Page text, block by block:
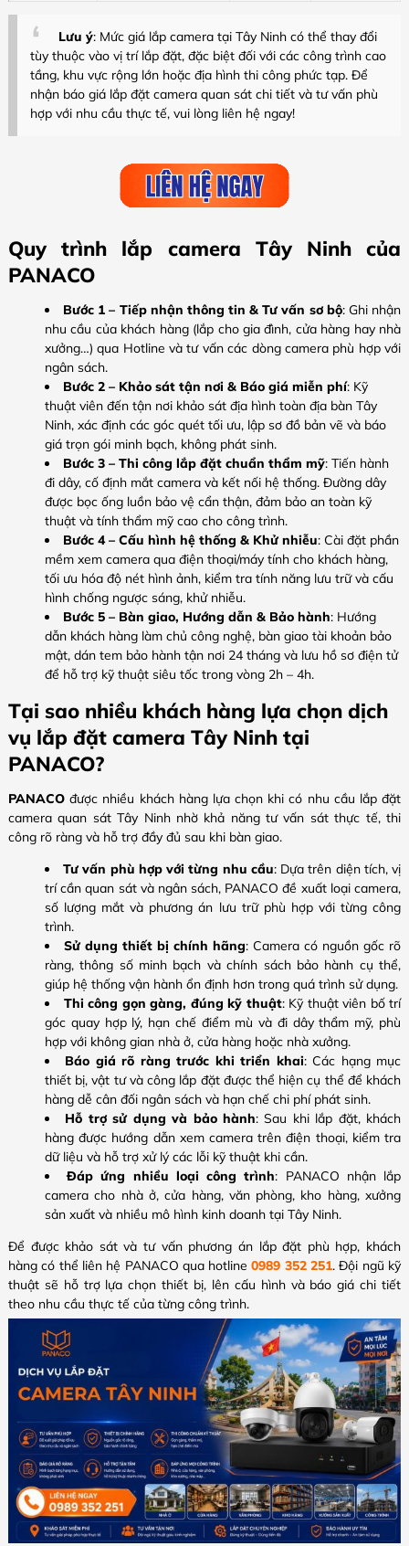
Lưu ý: Mức giá lắp camera tại Tây Ninh có thể thay đổi
tùy thuộc vào vị trí lắp đặt, đặc biệt đối với các công trình cao
tầng, khu vực rộng lớn hoặc địa hình thi công phức tạp. Để
nhận báo giá lắp đặt camera quan sát chi tiết và tư vấn phù
hợp với nhu cầu thực tế, vui lòng liên hệ ngay!
Quy trình lắp camera Tây Ninh của
PANACO
Bước 1 – Tiếp nhận thông tin & Tư vấn sơ bộ: Ghi nhận
nhu cầu của khách hàng (lắp cho gia đình, cửa hàng hay nhà
xưởng…) qua Hotline và tư vấn các dòng camera phù hợp với
ngân sách.
Bước 2 – Khảo sát tận nơi & Báo giá miễn phí: Kỹ
thuật viên đến tận nơi khảo sát địa hình toàn địa bàn Tây
Ninh, xác định các góc quét tối ưu, lập sơ đồ bản vẽ và báo
giá trọn gói minh bạch, không phát sinh.
Bước 3 – Thi công lắp đặt chuẩn thẩm mỹ: Tiến hành
đi dây, cố định mắt camera và kết nối hệ thống. Đường dây
được bọc ống luồn bảo vệ cẩn thận, đảm bảo an toàn kỹ
thuật và tính thẩm mỹ cao cho công trình.
Bước 4 – Cấu hình hệ thống & Khử nhiễu: Cài đặt phần
mềm xem camera qua điện thoại/máy tính cho khách hàng,
tối ưu hóa độ nét hình ảnh, kiểm tra tính năng lưu trữ và cấu
hình chống ngược sáng, khử nhiễu.
Bước 5 – Bàn giao, Hướng dẫn & Bảo hành: Hướng
dẫn khách hàng làm chủ công nghệ, bàn giao tài khoản bảo
mật, dán tem bảo hành tận nơi 24 tháng và lưu hồ sơ điện tử
để hỗ trợ kỹ thuật siêu tốc trong vòng 2h – 4h.
Tại sao nhiều khách hàng lựa chọn dịch
vụ lắp đặt camera Tây Ninh tại
PANACO?
PANACO được nhiều khách hàng lựa chọn khi có nhu cầu lắp đặt
camera quan sát Tây Ninh nhờ khả năng tư vấn sát thực tế, thi
công rõ ràng và hỗ trợ đầy đủ sau khi bàn giao.
Tư vấn phù hợp với từng nhu cầu: Dựa trên diện tích, vị
trí cần quan sát và ngân sách, PANACO đề xuất loại camera,
số lượng mắt và phương án lưu trữ phù hợp với từng công
trình.
Sử dụng thiết bị chính hãng: Camera có nguồn gốc rõ
ràng, thông số minh bạch và chính sách bảo hành cụ thể,
giúp hệ thống vận hành ổn định hơn trong quá trình sử dụng.
Thi công gọn gàng, đúng kỹ thuật: Kỹ thuật viên bố trí
góc quay hợp lý, hạn chế điểm mù và đi dây thẩm mỹ, phù
hợp với không gian nhà ở, cửa hàng hoặc nhà xưởng.
Báo giá rõ ràng trước khi triển khai: Các hạng mục
thiết bị, vật tư và công lắp đặt được thể hiện cụ thể để khách
hàng dễ cân đối ngân sách và hạn chế chi phí phát sinh.
Hỗ trợ sử dụng và bảo hành: Sau khi lắp đặt, khách
hàng được hướng dẫn xem camera trên điện thoại, kiểm tra
dữ liệu và hỗ trợ xử lý các lỗi kỹ thuật khi cần.
Đáp ứng nhiều loại công trình: PANACO nhận lắp
camera cho nhà ở, cửa hàng, văn phòng, kho hàng, xưởng
sản xuất và nhiều mô hình kinh doanh tại Tây Ninh.
Để được khảo sát và tư vấn phương án lắp đặt phù hợp, khách
hàng có thể liên hệ PANACO qua hotline0989 352 251. Đội ngũ kỹ
thuật sẽ hỗ trợ lựa chọn thiết bị, lên cấu hình và báo giá chi tiết
theo nhu cầu thực tế của từng công trình.